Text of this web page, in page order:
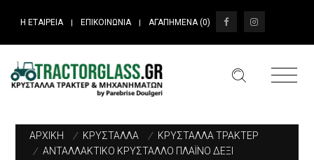
Η ΕΤΑΙΡΕΙΑ ΕΠΙΚΟΙΝΩΝΙΑ ΑΓΑΠΗΜΕΝΑ (0)
ΑΡΧΙΚΗ / ΚΡΥΣΤΑΛΛΑ / ΚΡΥΣΤΑΛΛΑ ΤΡΑΚΤΕΡ
/ ΑΝΤΑΛΛΑΚΤΙΚΟ ΚΡΥΣΤΑΛΛΟ ΠΛΑΪΝΟ ΔΕΞΙ